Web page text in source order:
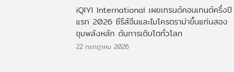
iQIYI International เผยเทรนด์คอนเทนต์ครึ่งปี
แรก 2026 ซีรีส์จีนและไมโครดราม่าขึ้นแท่นสอง
ขุมพลังหลัก ดันการเติบโตทั่วโลก
22 กรกฎาคม 2026